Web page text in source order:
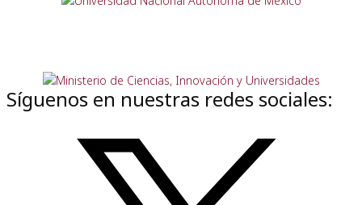
Síguenos en nuestras redes sociales: